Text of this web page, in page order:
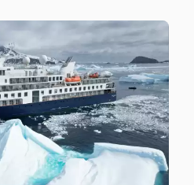
Compagnie
Ricerca